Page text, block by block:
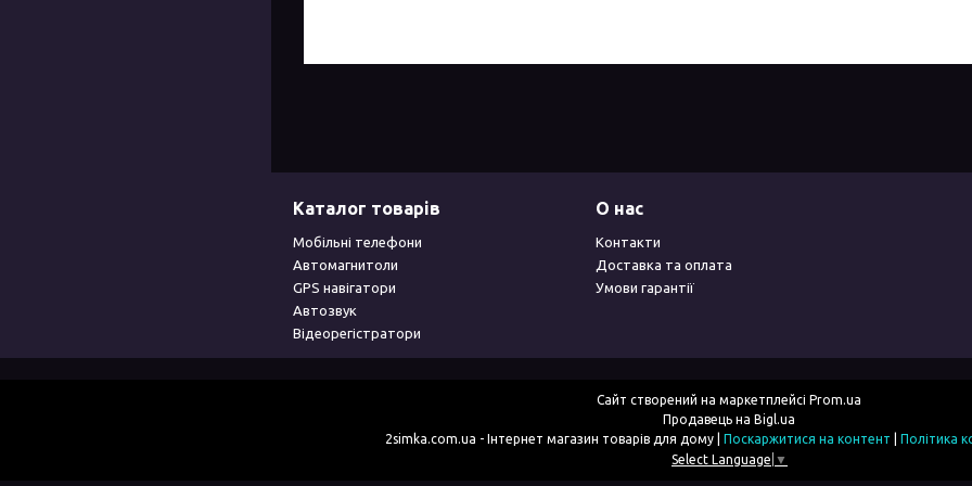
Каталог товарів
Мобільні телефони
Автомагнитоли
GPS навігатори
Автозвук
Відеорегістратори
О нас
Контакти
Доставка та оплата
Умови гарантії
Сайт створений на маркетплейсі Prom.ua
Продавець на Bigl.ua
Поскаржитися на контент
Політика
Select Language ▼